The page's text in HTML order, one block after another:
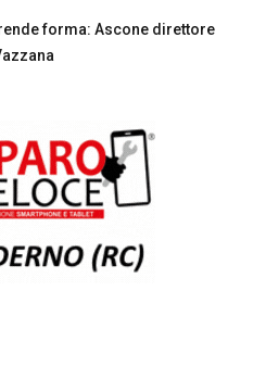
forma: Ascone direttore